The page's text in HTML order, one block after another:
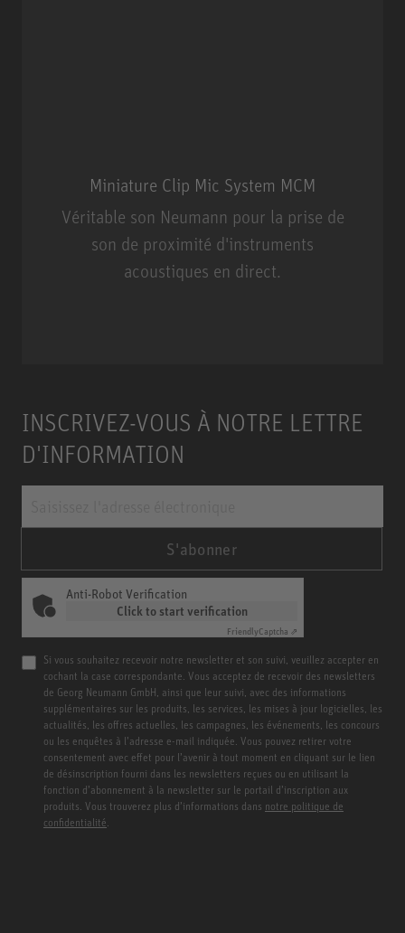
Miniature Clip Mic System MCM
Véritable son Neumann pour la prise de
son de proximité d'instruments
acoustiques en direct.
INSCRIVEZ-VOUS À NOTRE LETTRE
D'INFORMATION
S'abonner
Anti-Robot Verification
Click to start verification
FriendlyCaptcha ⇗
Si vous souhaitez recevoir notre newsletter et son suivi, veuillez accepter en
cochant la case correspondante. Vous acceptez de recevoir des newsletters
de Georg Neumann GmbH, ainsi que leur suivi, avec des informations
supplémentaires sur les produits, les services, les mises à jour logicielles, les
actualités, les offres actuelles, les campagnes, les événements, les concours
ou les enquêtes à l’adresse e-mail indiquée. Vous pouvez retirer votre
consentement avec effet pour l’avenir à tout moment en cliquant sur le lien
de désinscription fourni dans les newsletters reçues ou en utilisant la
fonction d’abonnement à la newsletter sur le portail d’inscription aux
produits. Vous trouverez plus d’informations dans notre politique de
confidentialité.